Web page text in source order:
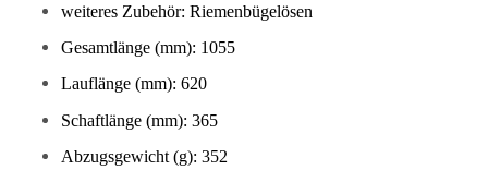
weiteres Zubehör: Riemenbügelösen
Gesamtlänge (mm): 1055
Lauflänge (mm): 620
Schaftlänge (mm): 365
Abzugsgewicht (g): 352